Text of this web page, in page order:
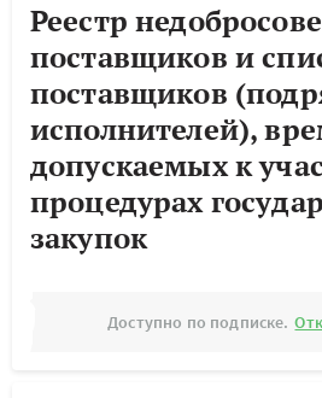
Реестр
поставщиков и
поставщиков
исполнителей),
допускаемых к
процедурах
закупок
Доступно по подписке.